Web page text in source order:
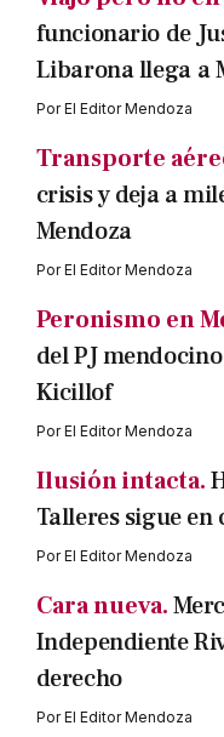
funcionario de
Libarona llega a
PorEl Editor Mendoza
Transporte
crisis y deja a
Mendoza
PorEl Editor Mendoza
Peronismo en
del PJ
Kicillof
PorEl Editor Mendoza
Ilusión intacta.
Talleres sigue
PorEl Editor Mendoza
Cara nueva.
Independiente
derecho
PorEl Editor Mendoza